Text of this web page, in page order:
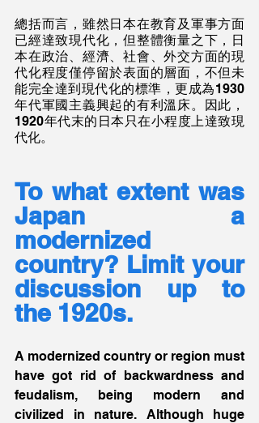
總括而言，雖然日本在教育及軍事方面
已經達致現代化，但整體衡量之下，日
本在政治、經濟、社會、外交方面的現
代化程度僅停留於表面的層面，不但未
能完全達到現代化的標準，更成為1930
年代軍國主義興起的有利溫床。因此，
1920年代末的日本只在小程度上達致現
代化。
To what extent was
Japan a
modernized
country? Limit your
discussion up to
the 1920s.
A modernized country or region must
have got rid of backwardness and
feudalism, being modern and
civilized in nature. Although huge